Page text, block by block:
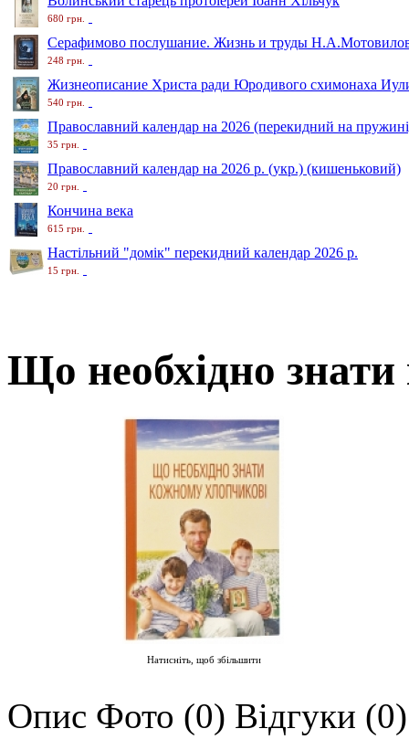
680 грн.
Серафимово послушание. Жизнь и труды
248 грн.
Жизнеописание Христа ради Юродивого схимонаха
540 грн.
Православний календар на 2026 (перекидний на
35 грн.
Православний календар на 2026 р. (укр.) (кишеньковий)
20 грн.
Кончина века
615 грн.
Настільний "домік" перекидний календар 2026 р.
15 грн.
Що необхідно
Натисніть, щоб збільшити
Опис Фото (0) Відгуки (0)